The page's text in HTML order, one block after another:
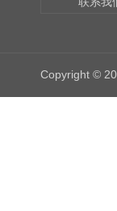
Copyright ©